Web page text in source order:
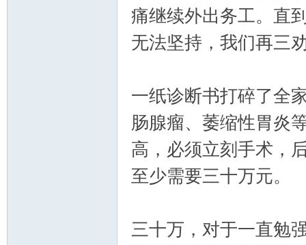
痛继续外出务工。直
无法坚持，我们再三
一纸诊断书打碎了全
肠腺瘤、萎缩性胃炎
高，必须立刻手术，
至少需要三十万元。
三十万，对于一直勉